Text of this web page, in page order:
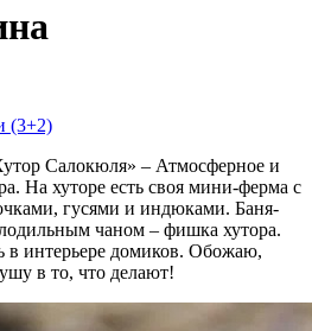
(3+2)
Салокюля» – Атмосферное и
На хуторе есть своя мини-ферма с
гусями и индюками. Баня-
чаном – фишка хутора.
в интерьере домиков. Обожаю,
в то, что делают!